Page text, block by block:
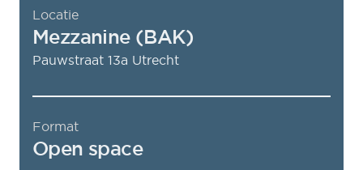
Locatie
Mezzanine (BAK)
Pauwstraat 13a Utrecht
Format
Open space